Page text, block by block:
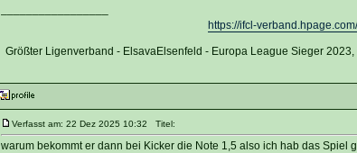
https://ifcl-
Größter Ligenverband - ElsavaElsenfeld - Europa League Sieger
Verfasst am: 22 Dez 2025 10:32 Titel:
warum bekommt er dann bei Kicker die Note 1,5 also ich hab das Spiel